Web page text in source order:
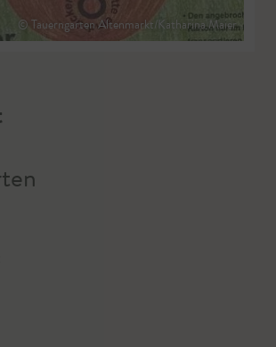
© Tauerngarten Altenmarkt/Katharina Maier